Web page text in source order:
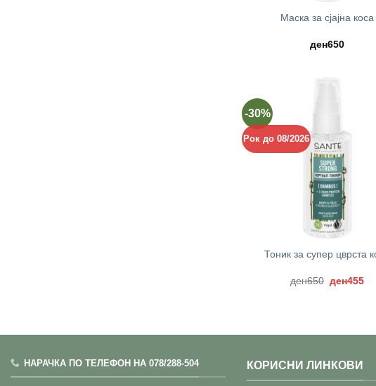
Маска за сјајна коса
ден650
-30%
Рок до 08/2026
Тоник за супер цврста
ден650 Original
price
ден455
НАРАЧКА ПО ТЕЛЕФОН НА 078/288-504 КОРИСНИ ЛИНКОВИ